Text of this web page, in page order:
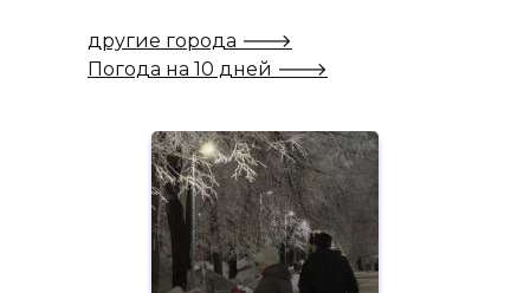
другие города 🡒
Погода на 10 дней 🡒